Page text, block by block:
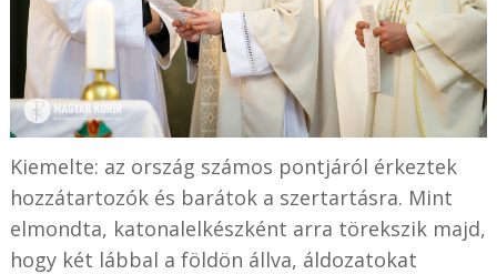
Kiemelte: az ország számos pontjáról érkeztek
hozzátartozók és barátok a szertartásra. Mint
elmondta, katonalelkészként arra törekszik majd,
hogy két lábbal a földön állva, áldozatokat